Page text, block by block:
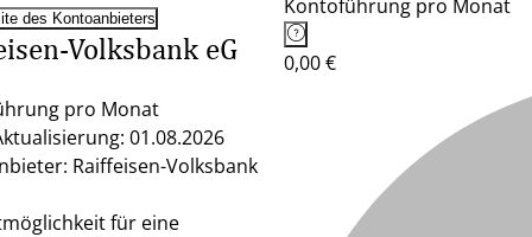
des Kontoanbieters
Volksbank eG
pro Monat
01.08.2026
Raiffeisen-Volksbank
für eine
Kontoführung pro Monat
0,00 €